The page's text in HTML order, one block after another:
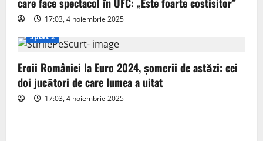
o
n
care face spectacol în UFC: „Este foarte costisitor”
17:03, 4 noiembrie 2025
Sport 2
Eroii României la Euro 2024, șomerii de astăzi: cei
doi jucători de care lumea a uitat
17:03, 4 noiembrie 2025